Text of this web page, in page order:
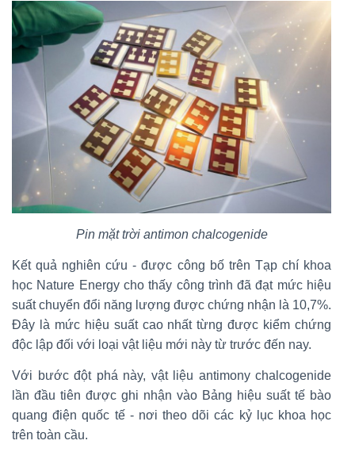
Pin mặt trời antimon chalcogenide
Kết quả nghiên cứu - được công bố trên Tạp chí khoa
học Nature Energy cho thấy công trình đã đạt mức hiệu
suất chuyển đổi năng lượng được chứng nhận là 10,7%.
Đây là mức hiệu suất cao nhất từng được kiểm chứng
độc lập đối với loại vật liệu mới này từ trước đến nay.
Với bước đột phá này, vật liệu antimony chalcogenide
lần đầu tiên được ghi nhận vào Bảng hiệu suất tế bào
quang điện quốc tế - nơi theo dõi các kỷ lục khoa học
trên toàn cầu.